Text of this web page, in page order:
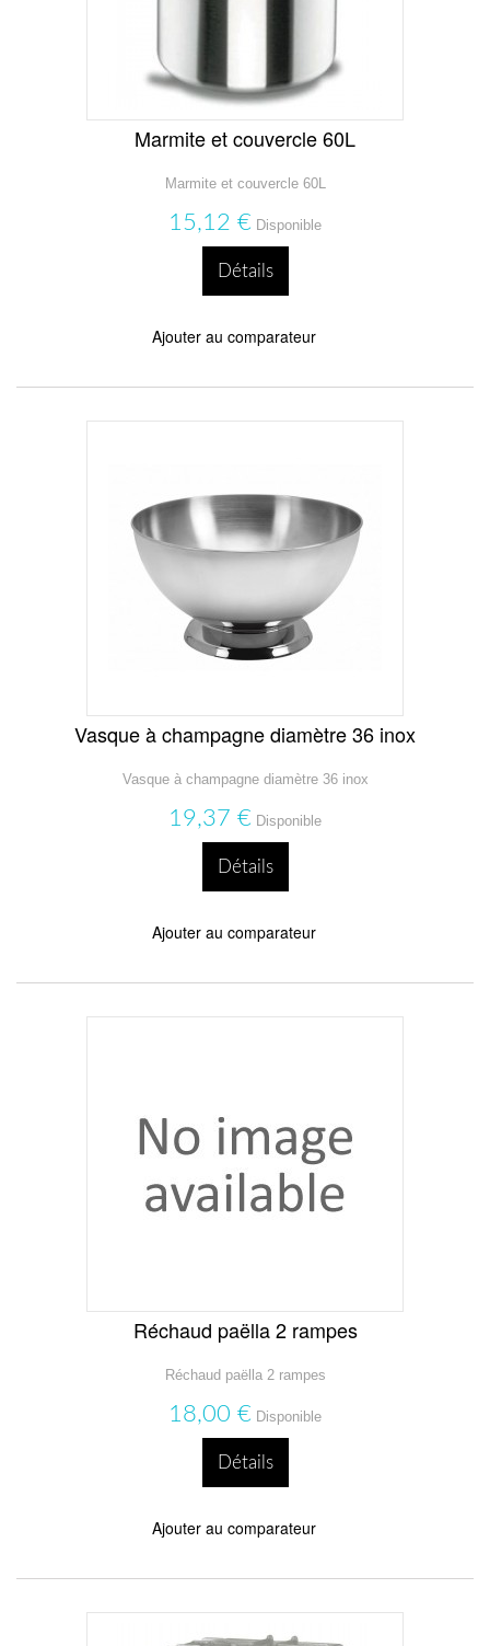
Marmite et couvercle 60L
Marmite et couvercle 60L
15,12 € Disponible
Détails
Ajouter au comparateur
Vasque à champagne diamètre 36 inox
Vasque à champagne diamètre 36 inox
19,37 € Disponible
Détails
Ajouter au comparateur
Réchaud paëlla 2 rampes
Réchaud paëlla 2 rampes
18,00 € Disponible
Détails
Ajouter au comparateur